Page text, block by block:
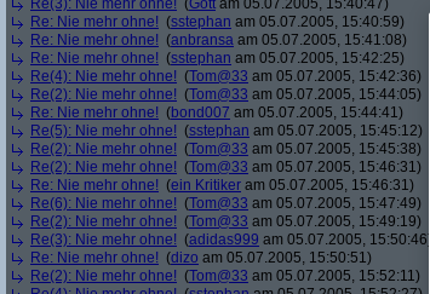
Re(3): Nie mehr ohne! (Gott am 05.07.2005, 15:40:47)
Re: Nie mehr ohne! (sstephan am 05.07.2005, 15:40:59)
Re: Nie mehr ohne! (anbransa am 05.07.2005, 15:41:08)
Re: Nie mehr ohne! (sstephan am 05.07.2005, 15:42:25)
Re(4): Nie mehr ohne! (Tom@33 am 05.07.2005, 15:42:36)
Re(2): Nie mehr ohne! (Tom@33 am 05.07.2005, 15:44:05)
Re: Nie mehr ohne! (bond007 am 05.07.2005, 15:44:41)
Re(5): Nie mehr ohne! (sstephan am 05.07.2005, 15:45:12)
Re(2): Nie mehr ohne! (Tom@33 am 05.07.2005, 15:45:38)
Re(2): Nie mehr ohne! (Tom@33 am 05.07.2005, 15:46:31)
Re: Nie mehr ohne! (ein Kritiker am 05.07.2005, 15:46:31)
Re(6): Nie mehr ohne! (Tom@33 am 05.07.2005, 15:47:49)
Re(2): Nie mehr ohne! (Tom@33 am 05.07.2005, 15:49:19)
Re(3): Nie mehr ohne! (adidas999 am 05.07.2005, 15:50:46)
Re: Nie mehr ohne! (dizo am 05.07.2005, 15:50:51)
Re(2): Nie mehr ohne! (Tom@33 am 05.07.2005, 15:52:11)